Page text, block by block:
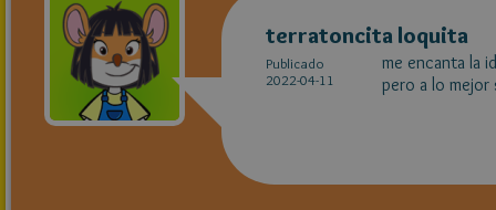
terratoncita loquita
Publicado
2022-04-11
me encanta la
pero a lo